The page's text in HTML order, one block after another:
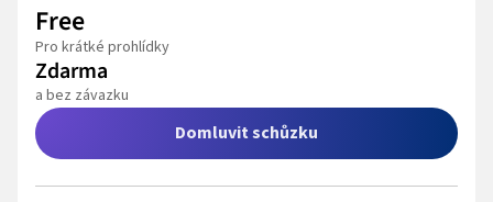
Free
Pro krátké prohlídky
Zdarma
a bez závazku
Domluvit schůzku